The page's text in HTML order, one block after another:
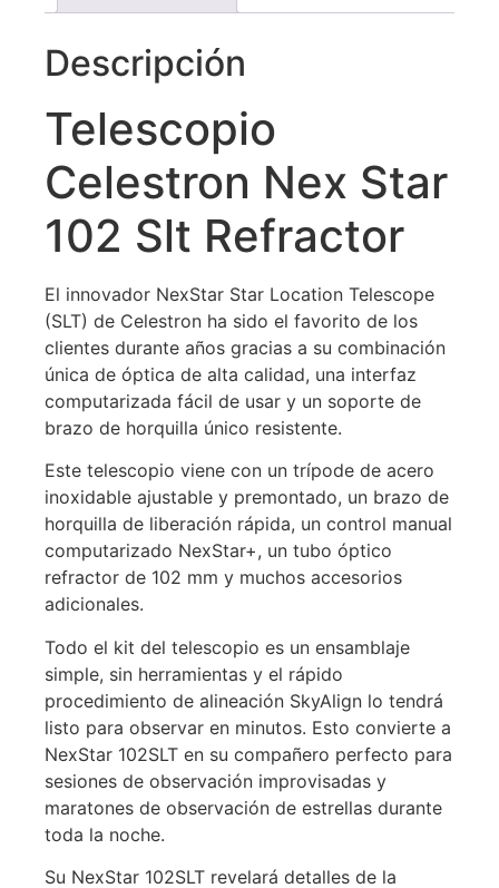
Descripción
Telescopio
Celestron Nex Star
102 Slt Refractor
El innovador NexStar Star Location Telescope
(SLT) de Celestron ha sido el favorito de los
clientes durante años gracias a su combinación
única de óptica de alta calidad, una interfaz
computarizada fácil de usar y un soporte de
brazo de horquilla único resistente.
Este telescopio viene con un trípode de acero
inoxidable ajustable y premontado, un brazo de
horquilla de liberación rápida, un control manual
computarizado NexStar+, un tubo óptico
refractor de 102 mm y muchos accesorios
adicionales.
Todo el kit del telescopio es un ensamblaje
simple, sin herramientas y el rápido
procedimiento de alineación SkyAlign lo tendrá
listo para observar en minutos. Esto convierte a
NexStar 102SLT en su compañero perfecto para
sesiones de observación improvisadas y
maratones de observación de estrellas durante
toda la noche.
Su NexStar 102SLT revelará detalles de la